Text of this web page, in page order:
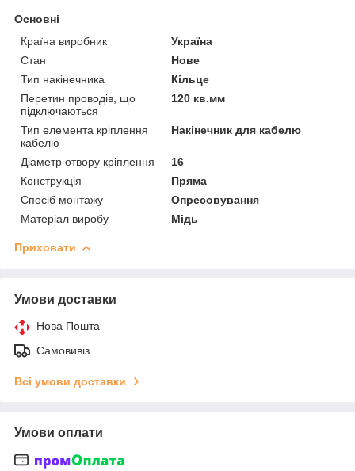
Основні
Країна виробник
Україна
Стан
Нове
Тип накінечника
Кільце
Перетин проводів, що
підключаються
120 кв.мм
Тип елемента кріплення
кабелю
Накінечник для кабелю
Діаметр отвору кріплення
16
Конструкція
Пряма
Спосіб монтажу
Опресовування
Матеріал виробу
Мідь
Приховати
Умови доставки
Нова Пошта
Самовивіз
Всі умови доставки
Умови оплати